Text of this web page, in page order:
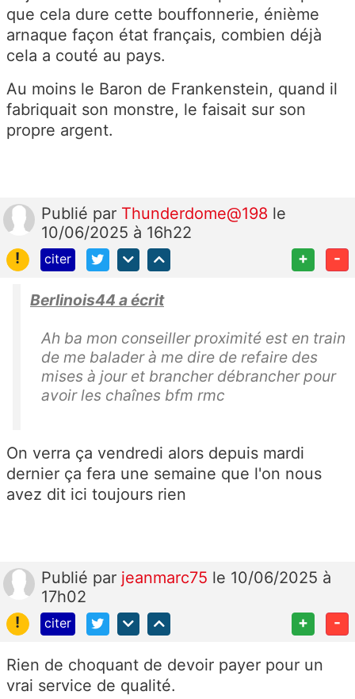
que cela dure cette bouffonnerie, énième
arnaque façon état français, combien déjà
cela a couté au pays.
Au moins le Baron de Frankenstein, quand il
fabriquait son monstre, le faisait sur son
propre argent.
Publié par Thunderdome@198 le
10/06/2025 à 16h22
!
citer + -
Berlinois44 a écrit
Ah ba mon conseiller proximité est en train
de me balader à me dire de refaire des
mises à jour et brancher débrancher pour
avoir les chaînes bfm rmc
On verra ça vendredi alors depuis mardi
dernier ça fera une semaine que l'on nous
avez dit ici toujours rien
Publié par jeanmarc75 le 10/06/2025 à
17h02
!
citer + -
Rien de choquant de devoir payer pour un
vrai service de qualité.